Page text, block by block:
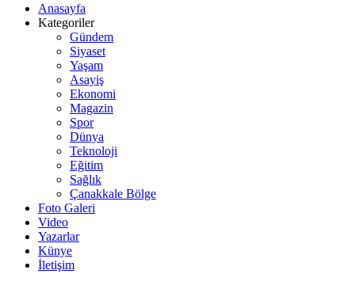
Anasayfa
Kategoriler
Gündem
Siyaset
Yaşam
Asayiş
Ekonomi
Magazin
Spor
Dünya
Teknoloji
Eğitim
Sağlık
Çanakkale Bölge
Foto Galeri
Video
Yazarlar
Künye
İletişim